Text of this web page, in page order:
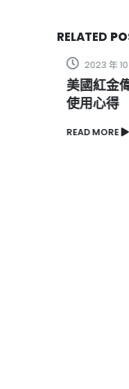
RELATED
2023 年 10 月
美國紅金
使用心得
READ MORE